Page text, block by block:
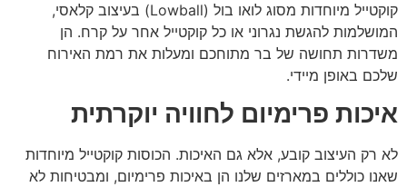
קוקטייל מיוחדות מסוג לואו בול (Lowball) בעיצוב קלאסי,
המושלמות להגשת נגרוני או כל קוקטייל אחר על קרח. הן
משדרות תחושה של בר מתוחכם ומעלות את רמת האירוח
שלכם באופן מיידי.
איכות פרימיום לחוויה יוקרתית
לא רק העיצוב קובע, אלא גם האיכות. הכוסות קוקטייל מיוחדות
שאנו כוללים במארזים שלנו הן באיכות פרימיום, ומבטיחות לא